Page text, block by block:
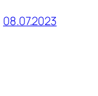
08.07.2023